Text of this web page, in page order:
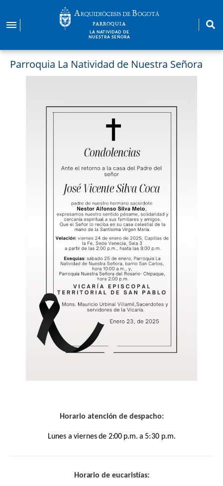
contenido
PARROQUIA
LA NATIVIDAD DE
NUESTRA SEÑORA
Parroquia La Natividad de Nuestra Señora
Horario atención de despacho:
Lunesa viernes de 2:00 p.m. a 5:30 p.m.
Horario de eucaristías: